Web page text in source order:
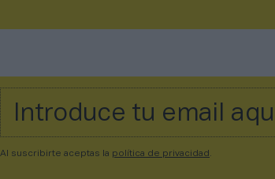
Al suscribirte aceptas la política de privacidad